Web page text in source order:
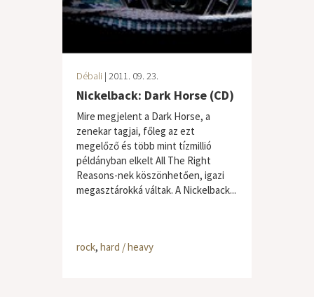
Débali | 2011. 09. 23.
Nickelback: Dark Horse (CD)
Mire megjelent a Dark Horse, a
zenekar tagjai, főleg az ezt
megelőző és több mint tízmillió
példányban elkelt All The Right
Reasons-nek köszönhetően, igazi
megasztárokká váltak. A Nickelback...
rock, hard / heavy